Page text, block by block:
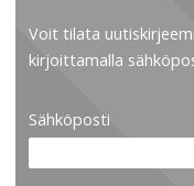
Voit tilata
kirjoittamalla
Sähköposti